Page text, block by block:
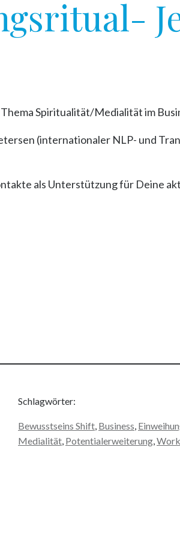
Spiritualität/Medialität im
(internationaler NLP- und
als Unterstützung für Deine
Schlagwörter:
Bewusstseins Shift, Business,
Medialität, Potentialerweiterung,